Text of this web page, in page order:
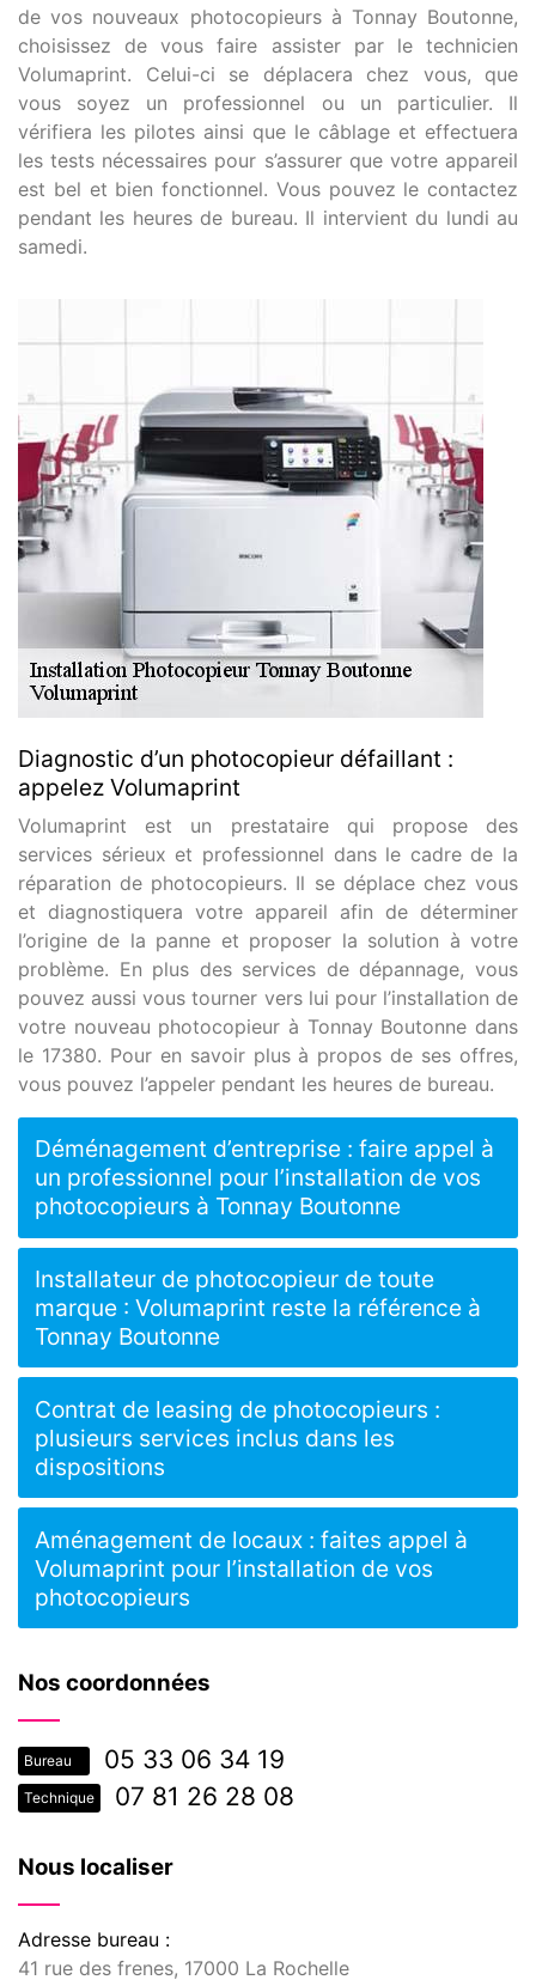
Nos coordonnées
Bureau 05 33 06 34 19
Technique 07 81 26 28 08
Nous localiser
Adresse bureau :
41 rue des frenes, 17000 La Rochelle
de vos nouveaux photocopieurs à Tonnay Boutonne,
choisissez de vous faire assister par le technicien
Volumaprint. Celui-ci se déplacera chez vous, que
vous soyez un professionnel ou un particulier. Il
vérifiera les pilotes ainsi que le câblage et effectuera
les tests nécessaires pour s’assurer que votre appareil
est bel et bien fonctionnel. Vous pouvez le contactez
pendant les heures de bureau. Il intervient du lundi au
samedi.
Diagnostic d’un photocopieur défaillant :
appelez Volumaprint
Volumaprint est un prestataire qui propose des
services sérieux et professionnel dans le cadre de la
réparation de photocopieurs. Il se déplace chez vous
et diagnostiquera votre appareil afin de déterminer
l’origine de la panne et proposer la solution à votre
problème. En plus des services de dépannage, vous
pouvez aussi vous tourner vers lui pour l’installation de
votre nouveau photocopieur à Tonnay Boutonne dans
le 17380. Pour en savoir plus à propos de ses offres,
vous pouvez l’appeler pendant les heures de bureau.
Déménagement d’entreprise : faire appel à
un professionnel pour l’installation de vos
photocopieurs à Tonnay Boutonne
Installateur de photocopieur de toute
marque : Volumaprint reste la référence à
Tonnay Boutonne
Contrat de leasing de photocopieurs :
plusieurs services inclus dans les
dispositions
Aménagement de locaux : faites appel à
Volumaprint pour l’installation de vos
photocopieurs